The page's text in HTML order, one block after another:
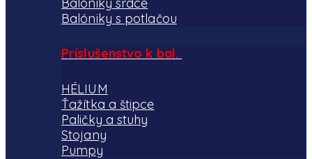
Balóniky srdce
Balóniky s potlačou
Príslušenstvo k bal.
HÉLIUM
Ťažítka a štipce
Paličky a stuhy
Stojany
Pumpy